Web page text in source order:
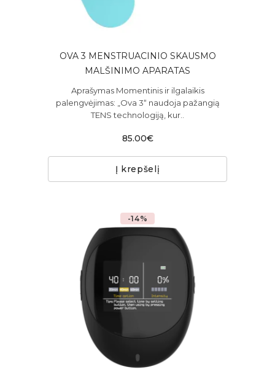
OVA 3 MENSTRUACINIO SKAUSMO
MALŠINIMO APARATAS
Aprašymas Momentinis ir ilgalaikis
palengvėjimas: „Ova 3“ naudoja pažangią
TENS technologiją, kur..
85.00€
Į krepšelį
-14%